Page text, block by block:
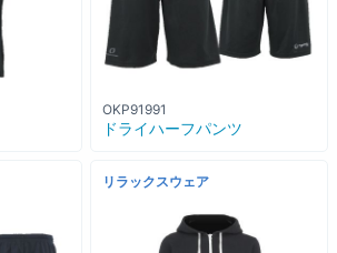
OKP91991
ドライハーフパンツ
リラックスウェア